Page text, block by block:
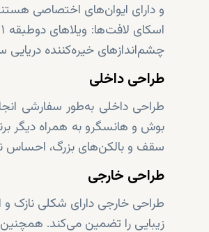
و دارای ایوان‌های اختصاصی
چشم‌اندازهای خیره‌کننده دریایی
طراحی داخلی
طراحی داخلی به‌طور سفارشی
بوش و هانسگرو به همراه دیگر
سقف و بالکن‌های بزرگ، احساس
طراحی خارجی
طراحی خارجی دارای شکلی نازک و
زیبایی را تضمین می‌کند.